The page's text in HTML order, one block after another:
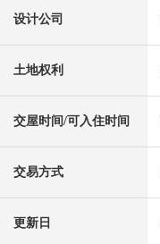
设计公司
土地权利
交屋时间/可入住时间
交易方式
更新日